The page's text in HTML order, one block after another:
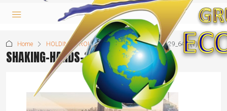
Home HOLDING GROUP shaking-hands-3096229_640 (1)
SHAKING-HANDS-3096229_640 (1)